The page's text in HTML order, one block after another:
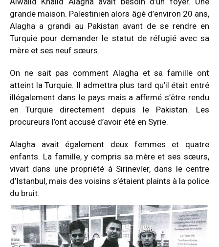
grande maison. Palestinien alors âgé d’environ 20 ans,
Alagha a grandi au Pakistan avant de se rendre en
Turquie pour demander le statut de réfugié avec sa
mère et ses neuf sœurs.
On ne sait pas comment Alagha et sa famille ont
atteint la Turquie. Il admettra plus tard qu’il était entré
illégalement dans le pays mais a affirmé s’être rendu
en Turquie directement depuis le Pakistan. Les
procureurs l’ont accusé d’avoir été en Syrie.
Alagha avait également deux femmes et quatre
enfants. La famille, y compris sa mère et ses sœurs,
vivait dans une propriété à Sirinevler, dans le centre
d’Istanbul, mais des voisins s’étaient plaints à la police
du bruit.